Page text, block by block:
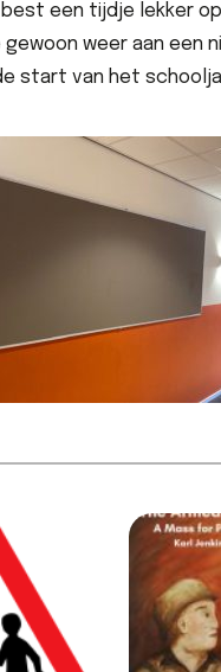
een tijdje lekker
gewoon weer aan een
start van het